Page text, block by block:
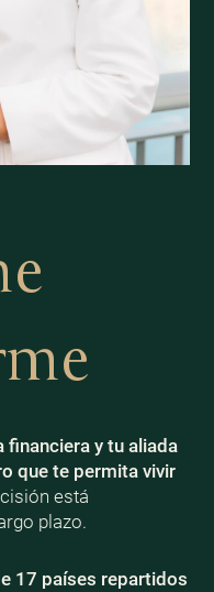
financiera y tu aliada
que te permita vivir
está
plazo.
17 países repartidos